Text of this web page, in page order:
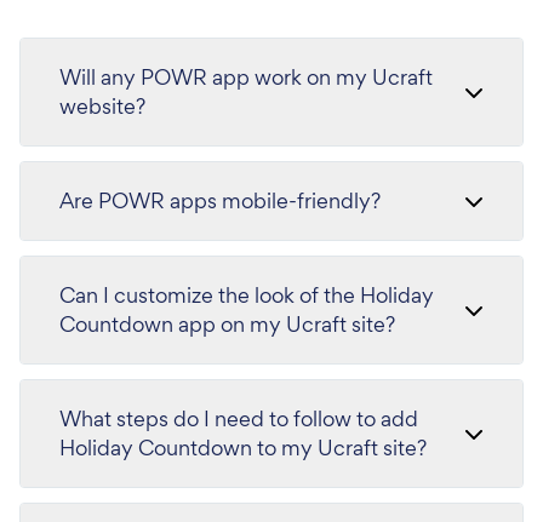
Will any POWR app work on my Ucraft
website?
Are POWR apps mobile-friendly?
Can I customize the look of the Holiday
Countdown app on my Ucraft site?
What steps do I need to follow to add
Holiday Countdown to my Ucraft site?